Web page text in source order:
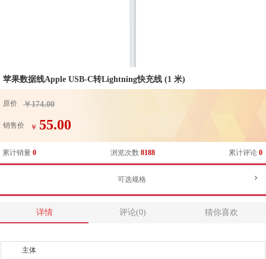
苹果数据线Apple USB-C转Lightning快充线 (1 米)
原价 ￥174.00
销售价 ￥ 55.00
累计销量 0 浏览次数 8188 累计评论 0
可选规格
详情 评论(0) 猜你喜欢
主体